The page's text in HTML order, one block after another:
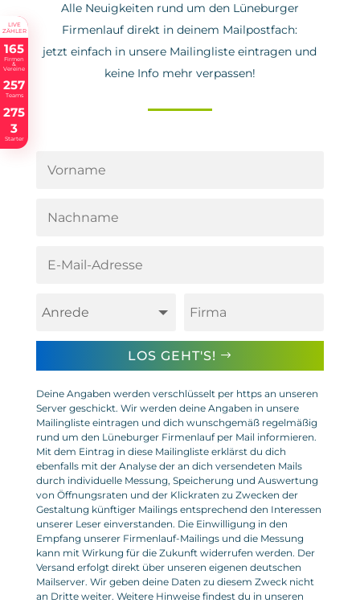
LIVE
ZÄHLER
165
Firmen
&
Vereine
257
Teams
275
3
Starter
Alle Neuigkeiten rund um den Lüneburger
Firmenlauf direkt in deinem Mailpostfach:
jetzt einfach in unsere Mailingliste eintragen und
keine Info mehr verpassen!
LOS GEHT'S!
Deine Angaben werden verschlüsselt per https an unseren
Server geschickt. Wir werden deine Angaben in unsere
Mailingliste eintragen und dich wunschgemäß regelmäßig
rund um den Lüneburger Firmenlauf per Mail informieren.
Mit dem Eintrag in diese Mailingliste erklärst du dich
ebenfalls mit der Analyse der an dich versendeten Mails
durch individuelle Messung, Speicherung und Auswertung
von Öffnungsraten und der Klickraten zu Zwecken der
Gestaltung künftiger Mailings entsprechend den Interessen
unserer Leser einverstanden. Die Einwilligung in den
Empfang unserer Firmenlauf-Mailings und die Messung
kann mit Wirkung für die Zukunft widerrufen werden. Der
Versand erfolgt direkt über unseren eigenen deutschen
Mailserver. Wir geben deine Daten zu diesem Zweck nicht
an Dritte weiter. Weitere Hinweise findest du in unseren